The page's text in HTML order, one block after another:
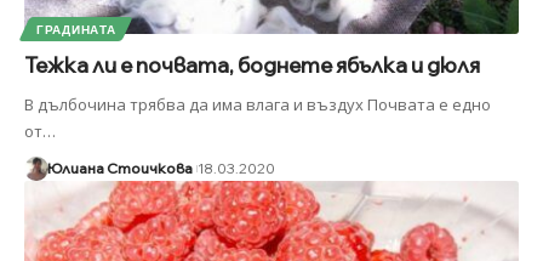
ГРАДИНАТА
Тежка ли е почвата, боднете ябълка и дюля
В дълбочина трябва да има влага и въздух Почвата е едно
от…
Юлиана Стоичкова 18.03.2020